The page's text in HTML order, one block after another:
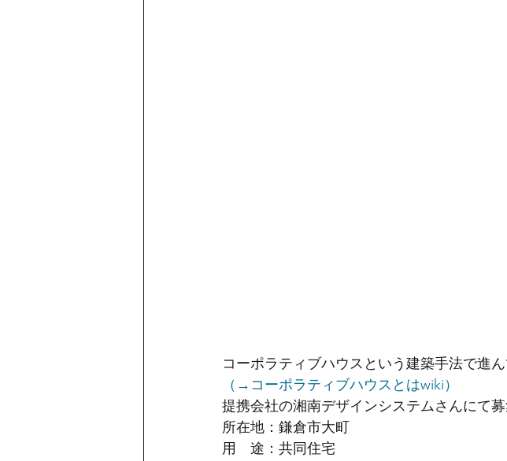
コーポラティブハウスという建築手法で進
（→コーポラティブハウスとはwiki）
提携会社の湘南デザインシステムさんにて募
所在地：鎌倉市大町
用　途：共同住宅